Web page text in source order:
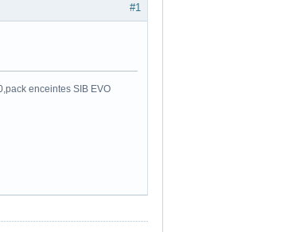
#1
enceintes SIB EVO